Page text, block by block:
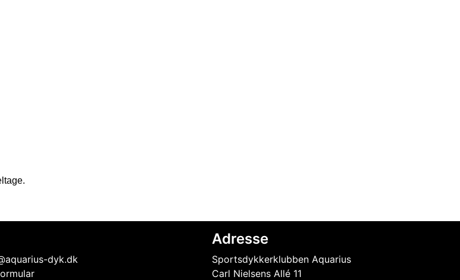
dyk.dk
Adresse
Sportsdykkerklubben Aquarius
Carl Nielsens Allé 11